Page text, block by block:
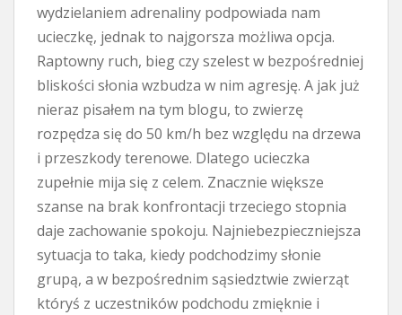
wydzielaniem adrenaliny podpowiada nam
ucieczkę, jednak to najgorsza możliwa opcja.
Raptowny ruch, bieg czy szelest w bezpośredniej
bliskości słonia wzbudza w nim agresję. A jak już
nieraz pisałem na tym blogu, to zwierzę
rozpędza się do 50 km/h bez względu na drzewa
i przeszkody terenowe. Dlatego ucieczka
zupełnie mija się z celem. Znacznie większe
szanse na brak konfrontacji trzeciego stopnia
daje zachowanie spokoju. Najniebezpieczniejsza
sytuacja to taka, kiedy podchodzimy słonie
grupą, a w bezpośrednim sąsiedztwie zwierząt
któryś z uczestników podchodu zmięknie i